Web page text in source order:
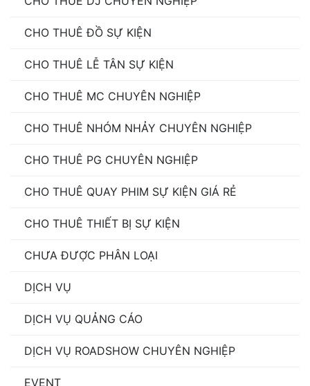
CHO THUÊ ĐỒ SỰ KIỆN
CHO THUÊ LỄ TÂN SỰ KIỆN
CHO THUÊ MC CHUYÊN NGHIỆP
CHO THUÊ NHÓM NHẢY CHUYÊN NGHIỆP
CHO THUÊ PG CHUYÊN NGHIỆP
CHO THUÊ QUAY PHIM SỰ KIỆN GIÁ RẺ
CHO THUÊ THIẾT BỊ SỰ KIỆN
CHƯA ĐƯỢC PHÂN LOẠI
DỊCH VỤ
DỊCH VỤ QUẢNG CÁO
DỊCH VỤ ROADSHOW CHUYÊN NGHIỆP
EVENT